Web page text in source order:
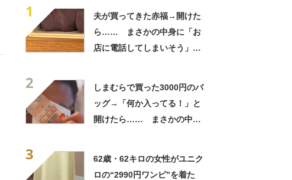
1
夫が買ってきた赤福→開けた
ら…… まさかの中身に「お
店に電話してしまいそう」
2
しまむらで買った3000円のバ
ッグ→「何か入ってる！」と
開けたら…… まさかの中身
3
62歳・62キロの女性がユニク
ロの“2990円ワンピ”を着た